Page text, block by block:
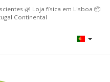
🌿 Loja física em Lisboa 📦
Continental